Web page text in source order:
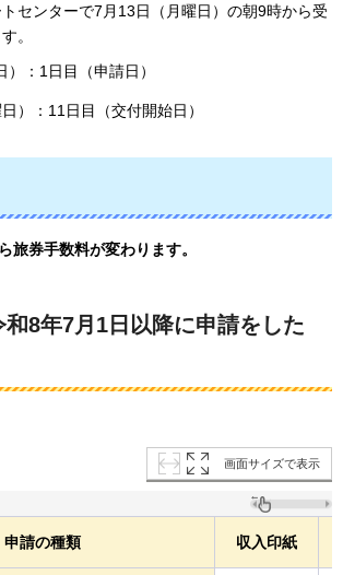
センターで7月13日（月曜日）の朝9時から受
。
）：1日目（申請日）
）：11日目（交付開始日）
旅券手数料が変わります。
8年7月1日以降に申請をした
画面サイズで表示
申請の種類 収入印紙